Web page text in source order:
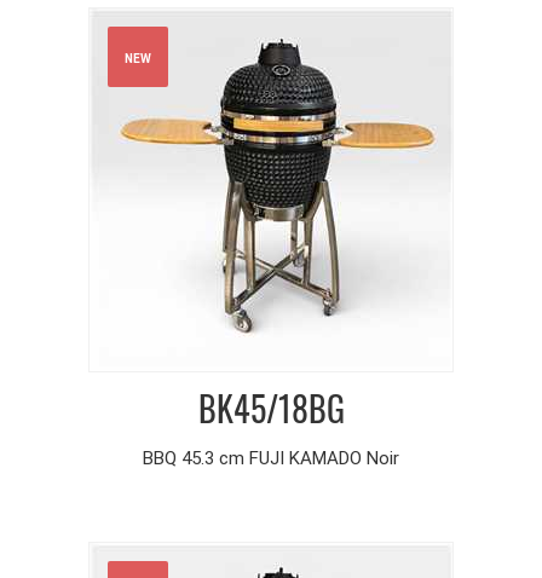
NEW
BK45/18BG
BBQ 45.3 cm FUJI KAMADO Noir